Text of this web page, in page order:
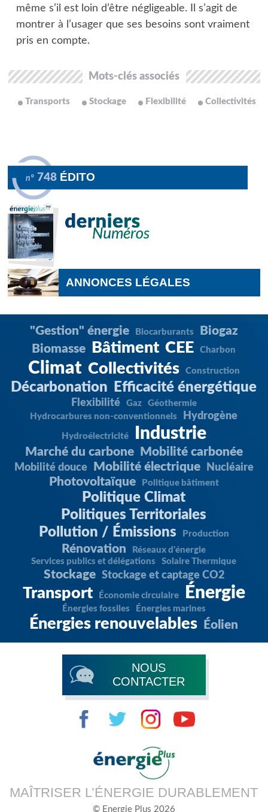
même s’il est loin d’être négligeable. Il s’agit de
montrer à l’usager que ses besoins sont vraiment
pris en compte.
Mots-clés associés
Transports Stockage Flexibilité Collectivités
n° 748 ÉDITO
ANNONCES LÉGALES
"Gestion" énergie Biocarburants
Biogaz
Biomasse
Bâtiment CEE Charbon
Climat Collectivités Construction
Décarbonation Efficacité énergétique
Flexibilité Gaz
Géothermie
Hydrocarbures non-conventionnels
Hydrogène
Hydroélectricité Industrie
Marché du carbone Mobilité carbonée
Mobilité douce Mobilité électrique Nucléaire
Photovoltaïque Politique bâtiment
Politique Climat
Politiques Territoriales
Pollution / Émissions
Production
Rénovation
Réseaux d'énergie
Services publics et délégations
Solaire Thermique
Stockage Stockage et captage CO2
Transport Économie circulaire Énergie
Énergies fossiles Énergies marines
Énergies renouvelables Éolien
NOUS
CONTACTER
MAÎTRISER L’ÉNERGIE DURABLEMENT
© Energie Plus 2026